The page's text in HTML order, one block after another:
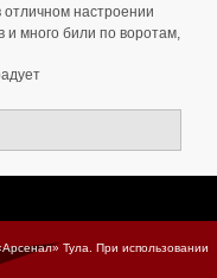
настроении
много били по воротам,
Тула.
При использовании